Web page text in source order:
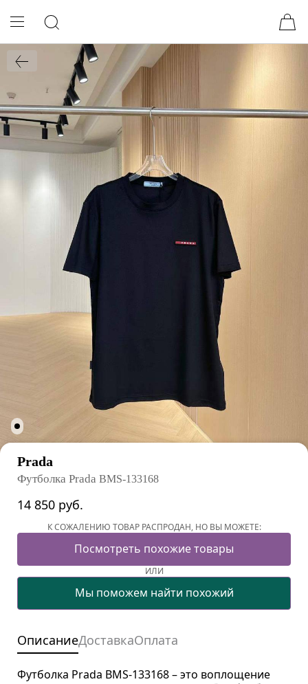
Prada
Футболка Prada BMS-133168
14 850 руб.
К СОЖАЛЕНИЮ ТОВАР РАСПРОДАН, НО ВЫ МОЖЕТЕ:
Посмотреть похожие товары
ИЛИ
Мы поможем найти похожий
ОписаниеДоставкаОплата
Футболка Prada BMS-133168 – это воплощение